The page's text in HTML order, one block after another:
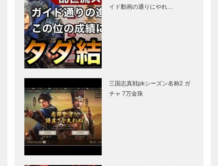
イド動画の通りにやれ…
三国志真戦pkシーズン名称2 ガ
チャ 7万金珠